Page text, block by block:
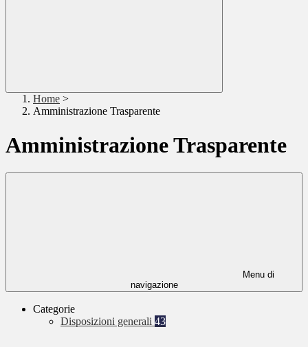
Home >
Amministrazione Trasparente
Amministrazione Trasparente
Menu di
navigazione
Categorie
Disposizioni generali 43